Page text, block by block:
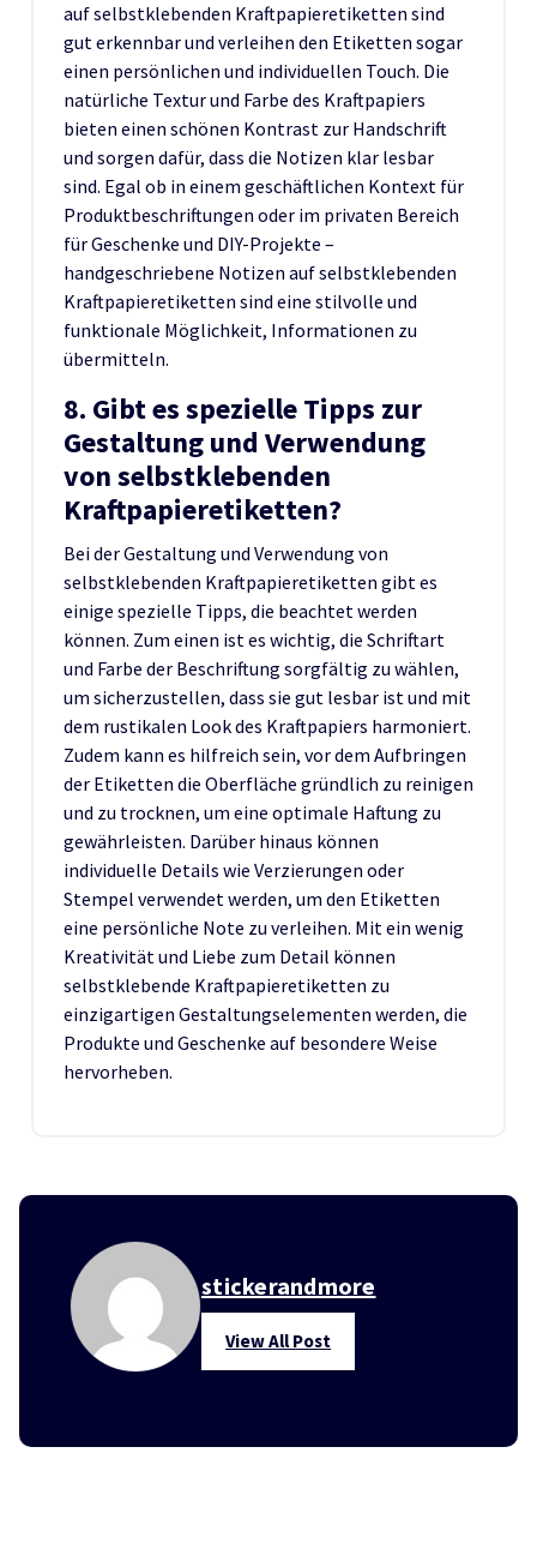
auf selbstklebenden Kraftpapieretiketten sind
gut erkennbar und verleihen den Etiketten sogar
einen persönlichen und individuellen Touch. Die
natürliche Textur und Farbe des Kraftpapiers
bieten einen schönen Kontrast zur Handschrift
und sorgen dafür, dass die Notizen klar lesbar
sind. Egal ob in einem geschäftlichen Kontext für
Produktbeschriftungen oder im privaten Bereich
für Geschenke und DIY-Projekte –
handgeschriebene Notizen auf selbstklebenden
Kraftpapieretiketten sind eine stilvolle und
funktionale Möglichkeit, Informationen zu
übermitteln.
8. Gibt es spezielle Tipps zur
Gestaltung und Verwendung
von selbstklebenden
Kraftpapieretiketten?
Bei der Gestaltung und Verwendung von
selbstklebenden Kraftpapieretiketten gibt es
einige spezielle Tipps, die beachtet werden
können. Zum einen ist es wichtig, die Schriftart
und Farbe der Beschriftung sorgfältig zu wählen,
um sicherzustellen, dass sie gut lesbar ist und mit
dem rustikalen Look des Kraftpapiers harmoniert.
Zudem kann es hilfreich sein, vor dem Aufbringen
der Etiketten die Oberfläche gründlich zu reinigen
und zu trocknen, um eine optimale Haftung zu
gewährleisten. Darüber hinaus können
individuelle Details wie Verzierungen oder
Stempel verwendet werden, um den Etiketten
eine persönliche Note zu verleihen. Mit ein wenig
Kreativität und Liebe zum Detail können
selbstklebende Kraftpapieretiketten zu
einzigartigen Gestaltungselementen werden, die
Produkte und Geschenke auf besondere Weise
hervorheben.
stickerandmore
View All Post